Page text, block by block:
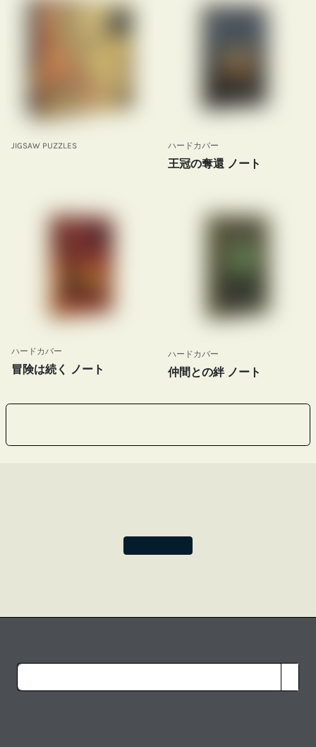
JIGSAW PUZZLES ハードカバー
王冠の奪還 ノート
ハードカバー
冒険は続く ノート
ハードカバー
仲間との絆 ノート